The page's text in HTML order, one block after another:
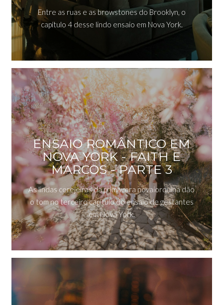
Entre as ruas e as browstones do Brooklyn, o
capítulo 4 desse lindo ensaio em Nova York.
ENSAIO ROMÂNTICO EM
NOVA YORK - FAITH E
MARCOS - PARTE 3
As lindas cerejeiras da primavera novaiorquina dão
o tom no terceiro capítulo do ensaio de gestantes
em Nova York.